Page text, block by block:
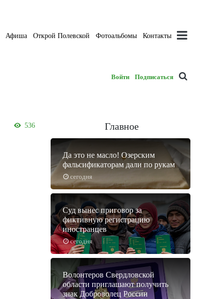
Афиша Открой Полевской Фотоальбомы Контакты
Войти Подписаться
536 Главное
сегодня
Да это не масло! Озерским
фальсификаторам дали по рукам
сегодня
Суд вынес приговор за
фиктивную регистрацию
иностранцев
Волонтеров Свердловской
области приглашают получить
знак Доброволец России